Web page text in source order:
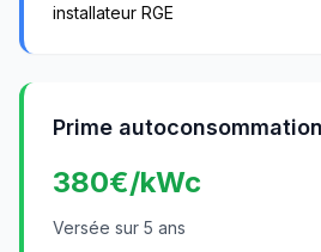
installateur RGE
Prime autoconsommation
380€/kWc
Versée sur 5 ans